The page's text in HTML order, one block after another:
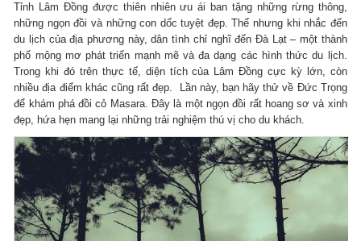
Tỉnh Lâm Đồng được thiên nhiên ưu ái ban tặng những rừng thông,
những ngọn đồi và những con dốc tuyệt đẹp. Thế nhưng khi nhắc đến
du lịch của địa phương này, dân tình chỉ nghĩ đến Đà Lạt – một thành
phố mộng mơ phát triển mạnh mẽ và đa dạng các hình thức du lịch.
Trong khi đó trên thực tế, diện tích của Lâm Đồng cực kỳ lớn, còn
nhiều địa điểm khác cũng rất đẹp. Lần này, bạn hãy thử về Đức Trọng
để khám phá đồi cỏ Masara. Đây là một ngọn đồi rất hoang sơ và xinh
đẹp, hứa hẹn mang lại những trải nghiệm thú vị cho du khách.